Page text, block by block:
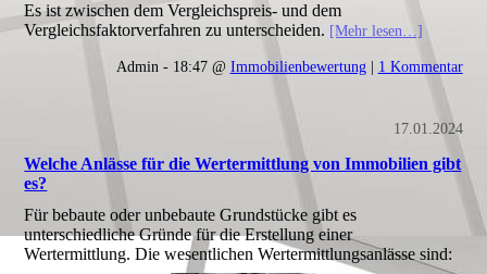
Es ist zwischen dem Vergleichspreis- und dem
Vergleichsfaktorverfahren zu unterscheiden. [Mehr lesen…]
Admin - 18:47 @ Immobilienbewertung| 1 Kommentar
17.01.2024
Welche Anlässe für die Wertermittlung von Immobilien gibt
es?
Für bebaute oder unbebaute Grundstücke gibt es
unterschiedliche Gründe für die Erstellung einer
Wertermittlung. Die wesentlichen Wertermittlungsanlässe sind: